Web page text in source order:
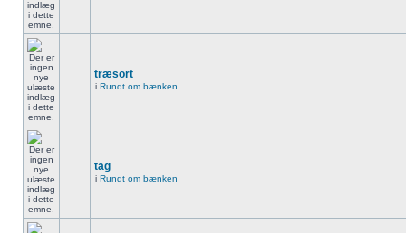
træsort
i Rundt om bænken
tag
i Rundt om bænken